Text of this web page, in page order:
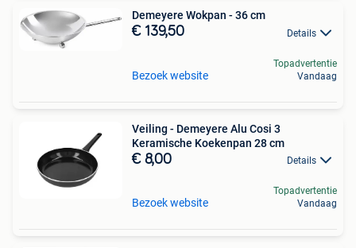
Demeyere Wokpan - 36 cm
€ 139,50 Details
Bezoek website
Topadvertentie
Vandaag
Veiling - Demeyere Alu Cosi 3
Keramische Koekenpan 28 cm
€ 8,00 Details
Bezoek website
Topadvertentie
Vandaag